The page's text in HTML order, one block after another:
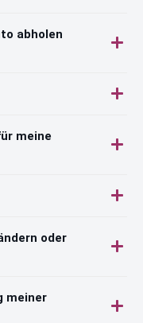
abholen
meine
oder
meiner